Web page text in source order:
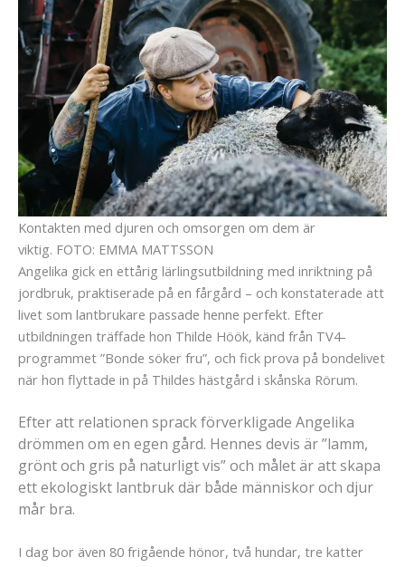
Kontakten med djuren och omsorgen om dem är
viktig. FOTO: EMMA MATTSSON
Angelika gick en ettårig lärlingsutbildning med inriktning på
jordbruk, praktiserade på en fårgård – och konstaterade att
livet som lantbrukare passade henne perfekt. Efter
utbildningen träffade hon Thilde Höök, känd från TV4-
programmet ”Bonde söker fru”, och fick prova på bondelivet
när hon flyttade in på Thildes hästgård i skånska Rörum.
Efter att relationen sprack förverkligade Angelika
drömmen om en egen gård. Hennes devis är ”lamm,
grönt och gris på naturligt vis” och målet är att skapa
ett ekologiskt lantbruk där både människor och djur
mår bra.
I dag bor även 80 frigående hönor, två hundar, tre katter